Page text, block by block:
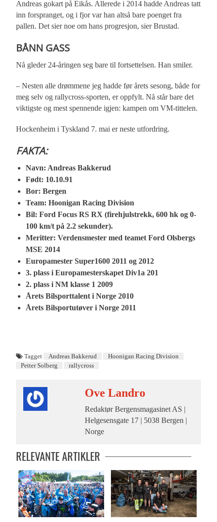
Andreas gokart på Eikås. Allerede i 2014 hadde Andreas tatt
inn forspranget, og i fjor var han altså bare poenget fra
pallen. Det sier noe om hans progresjon, sier Brustad.
BÅNN GASS
Nå gleder 24-åringen seg bare til fortsettelsen. Han smiler.
– Nesten alle drømmene jeg hadde før årets sesong, både for
meg selv og rallycross-sporten, er oppfylt. Nå står bare det
viktigste og mest spennende igjen: kampen om VM-tittelen.
Hockenheim i Tyskland 7. mai er neste utfordring.
FAKTA:
Navn: Andreas Bakkerud
Født: 10.10.91
Bor: Bergen
Team: Hoonigan Racing Division
Bil: Ford Focus RS RX (firehjulstrekk, 600 hk og 0-
100 km/t på 2.2 sekunder).
Meritter: Verdensmester med teamet Ford Olsbergs
MSE 2014
Europamester Super1600 2011 og 2012
3. plass i Europamesterskapet Div1a 201
2. plass i NM klasse 1 2009
Årets Bilsporttalent i Norge 2010
Årets Bilsportutøver i Norge 2011
Tagget Andreas Bakkerud
Hoonigan Racing Division
Petter Solberg
rallycross
Ove Landro
Redaktør Bergensmagasinet AS |
Helgesensgate 17 | 5038 Bergen |
Norge
RELEVANTE ARTIKLER